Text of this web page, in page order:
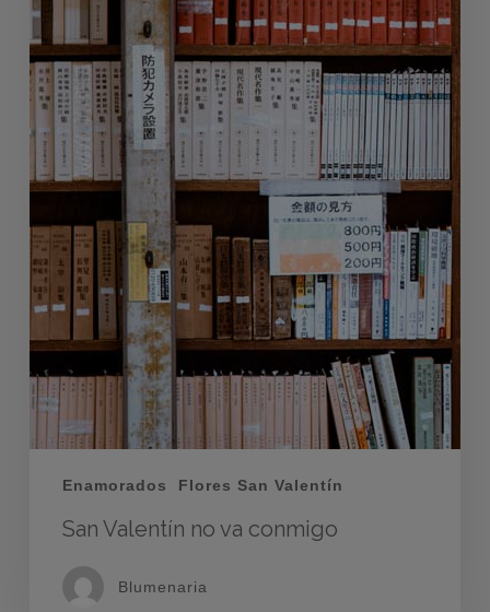
Enamorados Flores San Valentín
San Valentín no va conmigo
Blumenaria